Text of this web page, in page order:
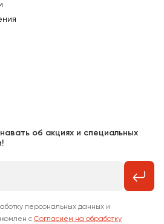
об акциях и специальных
персональных данных и
с Согласием на обработку